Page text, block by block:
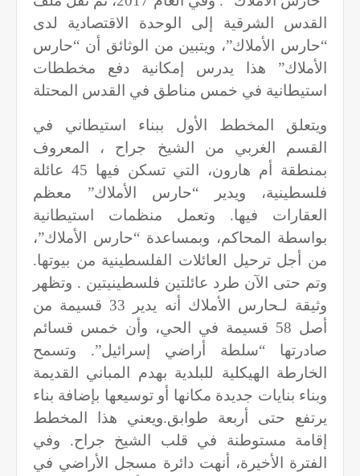
القدس الشرقية إلى الوحدة الاقتصادية لدى
“حارس الأملاك”، ويتبين من الوثائق أن “حارس
الأملاك” هذا يدرس إمكانية دفع مخططات
استيطانية في خمس مناطق في القدس المحتلة
ويتعلق المخطط الأول ببناء استيطاني في
القسم الغربي من الشيخ جراح ، المعروف
بمنطقة أم هارون، التي تسكن فيها 45 عائلة
فلسطينية، ويدير “حارس الأملاك” معظم
العقارات فيها. وتعمل منظمات استيطانية
بواسطة المحاكم، وبمساعدة “حارس الأملاك”،
من أجل ترحيل العائلات الفلسطينية من بيوتها.
وتم حتى الآن طرد عائلتين فلسطينيتين . وتظهر
وثيقة لـحارس الأملاك أنه يدير 33 قسيمة من
أصل 58 قسيمة في الحي، وأن خمس قسائم
صادرتها “سلطة أراضي إسرائيل”. وتسمح
الخارطة الهيكلية للبلدية بهدم المباني القديمة
وبناء بنايات جديدة مكانها أو توسيعها بإضافة بناء
يرتفع حتى أربعة طوابق.ويعني هذا المخطط
إقامة مستوطنة في قلب الشيخ جراح. وفي
الفترة الأخيرة، أنهت دائرة مسجل الأراضي في